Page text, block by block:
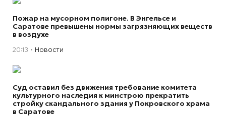
Пожар на мусорном полигоне. В Энгельсе и
Саратове превышены нормы загрязняющих веществ
в воздухе
20:13 Новости
Суд оставил без движения требование комитета
культурного наследия к минстрою прекратить
стройку скандального здания у Покровского храма
в Саратове